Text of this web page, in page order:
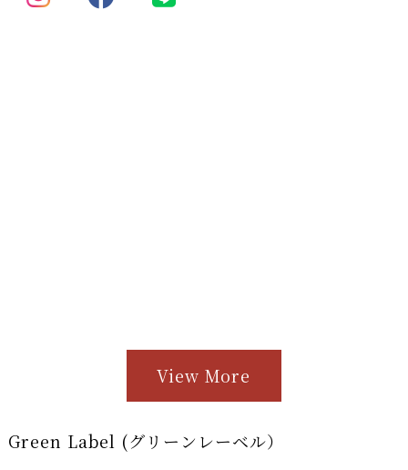
View More
Green Label (グリーンレーベル）